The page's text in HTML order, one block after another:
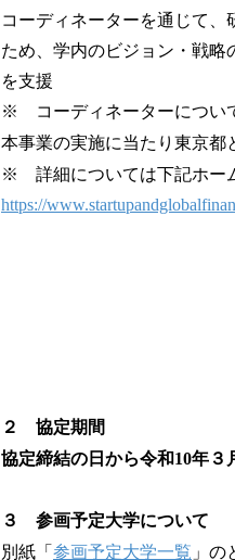
コーディネーターを通じて
ため、学内のビジョン・戦
を支援
※ コーディネーターについ
本事業の実施に当たり東京都
※ 詳細については下記ホー
https://
２ 協定期間
協定締結の日から令和10年
３ 参画予定大学について
別紙「 参画予定大学一覧 」の